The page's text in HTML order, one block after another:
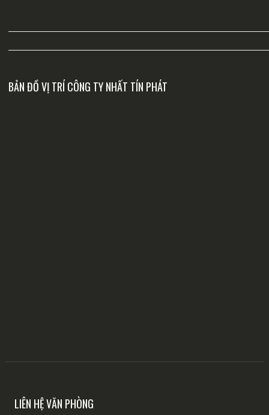
BẢN ĐỒ VỊ TRÍ CÔNG TY NHẤT TÍN PHÁT
LIÊN HỆ VĂN PHÒNG